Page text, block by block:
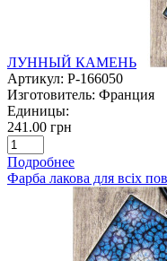
ЛУННЫЙ КАМЕНЬ
Артикул: P-166050
Изготовитель: Франция
Единицы:
241.00 грн
Подробнее
Фарба лакова для всіх